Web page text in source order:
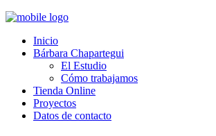
Inicio
Bárbara Chapartegui
El Estudio
Cómo trabajamos
Tienda Online
Proyectos
Datos de contacto